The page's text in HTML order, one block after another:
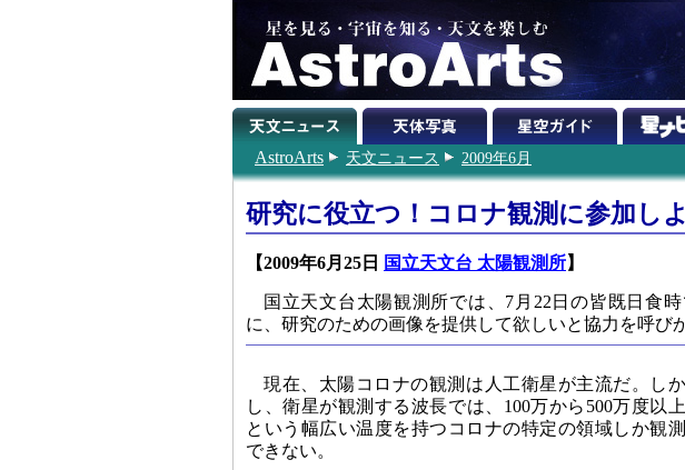
AstroArts 天文ニュース 2009年6月
研究に役立つ！コロナ観測に参加し
【2009年6月25日 国立天文台 太陽観測所】
国立天文台太陽観測所では、7月22日の皆既日食
に、研究のための画像を提供して欲しいと協力を呼び
現在、太陽コロナの観測は人工衛星が主流だ。しか
し、衛星が観測する波長では、100万から500万度以上
という幅広い温度を持つコロナの特定の領域しか観測
できない。